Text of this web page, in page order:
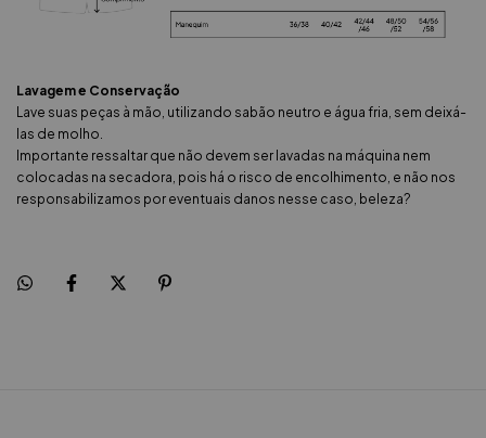
Lavagem e Conservação
Lave suas peças à mão, utilizando sabão neutro e água fria, sem deixá-
las de molho.
Importante ressaltar que não devem ser lavadas na máquina nem
colocadas na secadora, pois há o risco de encolhimento, e não nos
responsabilizamos por eventuais danos nesse caso, beleza?